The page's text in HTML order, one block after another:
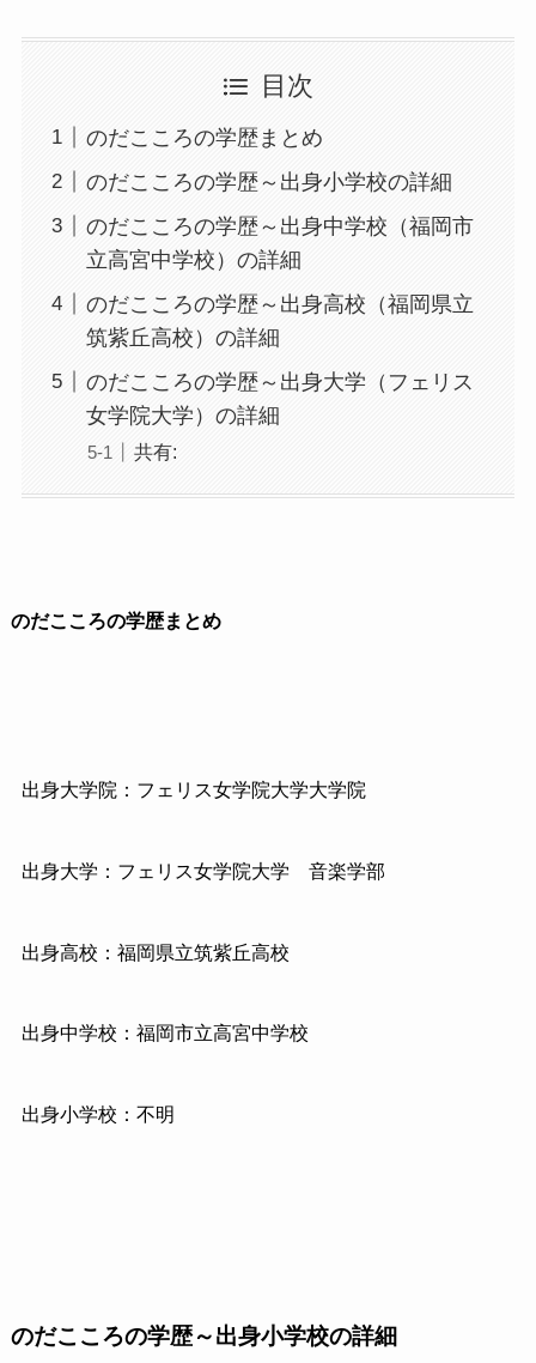
目次
のだこころの学歴まとめ
のだこころの学歴～出身小学校の詳細
のだこころの学歴～出身中学校（福岡市
立高宮中学校）の詳細
のだこころの学歴～出身高校（福岡県立
筑紫丘高校）の詳細
のだこころの学歴～出身大学（フェリス
女学院大学）の詳細
共有:
のだこころの学歴まとめ
出身大学院：フェリス女学院大学大学院
出身大学：フェリス女学院大学 音楽学部
出身高校：福岡県立筑紫丘高校
出身中学校：福岡市立高宮中学校
出身小学校：不明
のだこころの学歴～出身小学校の詳細